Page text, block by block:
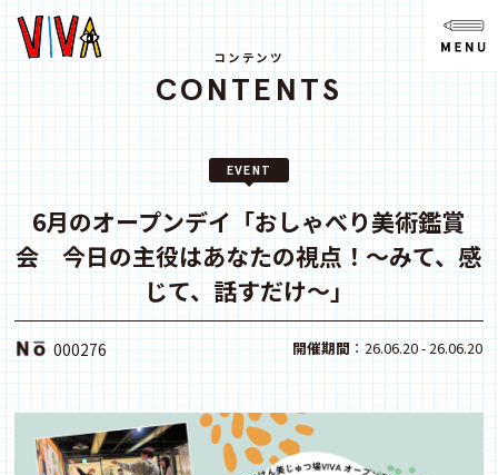
ニュース
ABOUT
SPACE
ACCESS
アクセス
note
youtube
コンテンツ
CONTENTS
EVENT
6月のオープンデイ「おしゃべり美術鑑賞
会 今日の主役はあなたの視点！〜みて、感
じて、話すだけ〜」
000276 開催期間 ：26.06.20 - 26.06.20